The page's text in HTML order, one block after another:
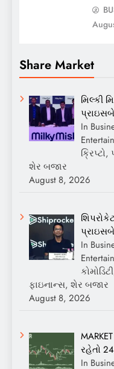
Share Market
મિલ્કી
In
શેર બજાર
August 8, 2026
In
ફાઇનાન્સ, શેર બજાર
August 8, 2026
રહેતો
In